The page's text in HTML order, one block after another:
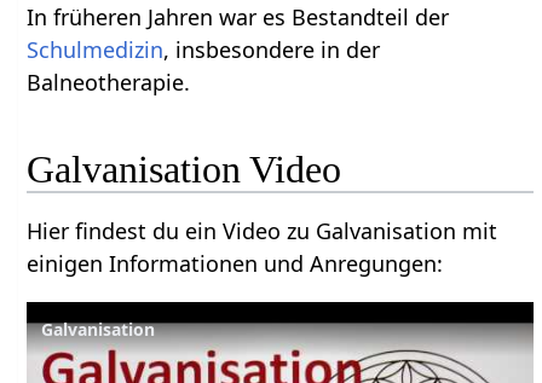
In früheren Jahren war es Bestandteil der
Schulmedizin, insbesondere in der
Balneotherapie.
Galvanisation Video
Hier findest du ein Video zu Galvanisation mit
einigen Informationen und Anregungen:
Galvanisation